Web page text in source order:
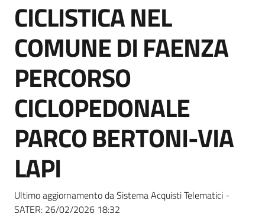
CICLISTICA NEL
COMUNE DI FAENZA
PERCORSO
CICLOPEDONALE
PARCO BERTONI-VIA
LAPI
Ultimo aggiornamento da Sistema Acquisti Telematici -
SATER: 26/02/2026 18:32